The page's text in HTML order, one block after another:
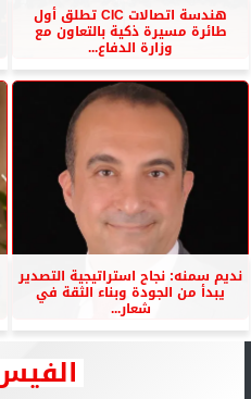
هندسة اتصالات CIC تطلق أول
طائرة مسيرة ذكية بالتعاون مع
وزارة الدفاع...
نديم سمنه: نجاح استراتيجية التصدير
يبدأ من الجودة وبناء الثقة في
شعار...